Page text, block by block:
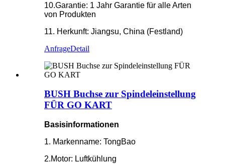
10.Garantie: 1 Jahr Garantie für alle Arten
von Produkten
11. Herkunft: Jiangsu, China (Festland)
AnfrageDetail
BUSH Buchse zur Spindeleinstellung
FÜR GO KART
Basisinformationen
1. Markenname: TongBao
2.Motor: Luftkühlung